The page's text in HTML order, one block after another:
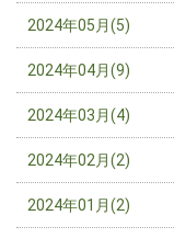
2024年05月(5)
2024年04月(9)
2024年03月(4)
2024年02月(2)
2024年01月(2)